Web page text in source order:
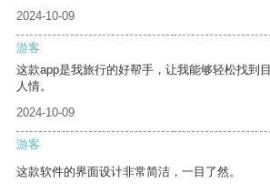
2024-10-09
游客
这款app是我旅行的好帮手，让我能够轻松找到
人情。
2024-10-09
游客
这款软件的界面设计非常简洁，一目了然。